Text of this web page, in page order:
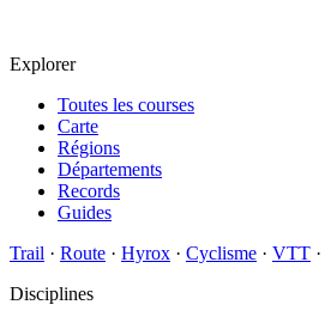
Explorer
Toutes les courses
Carte
Régions
Départements
Records
Guides
Trail · Route · Hyrox · Cyclisme · VTT ·
Disciplines